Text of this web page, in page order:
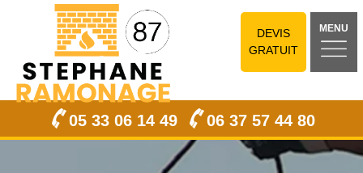
DEVIS
GRATUIT
MENU
05 33 06 14 49 06 37 57 44 80